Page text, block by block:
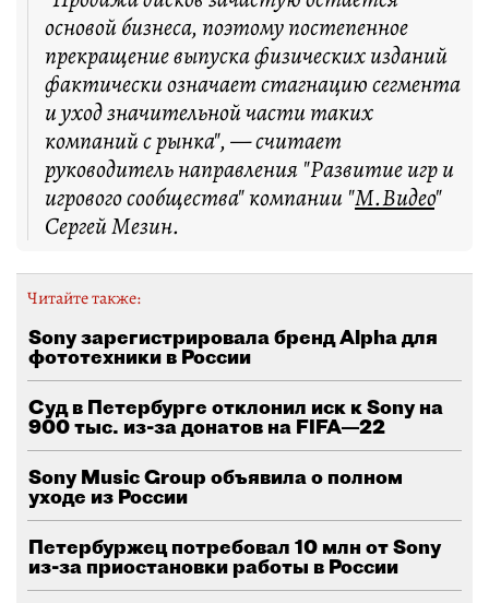
основой бизнеса, поэтому постепенное
прекращение выпуска физических изданий
фактически означает стагнацию сегмента
и уход значительной части таких
компаний с рынка", — считает
руководитель направления "Развитие игр и
игрового сообщества" компании "М.Видео"
Сергей Мезин.
Читайте также:
Sony зарегистрировала бренд Alpha для
фототехники в России
Суд в Петербурге отклонил иск к Sony на
900 тыс. из-за донатов на FIFA—22
Sony Music Group объявила о полном
уходе из России
Петербуржец потребовал 10 млн от Sony
из-за приостановки работы в России